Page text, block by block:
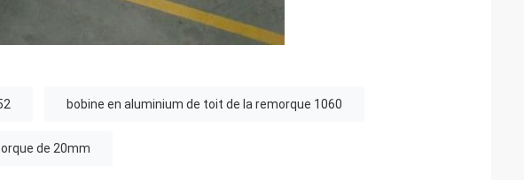
bobine en aluminium de toit de la remorque 1060
de 20mm